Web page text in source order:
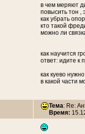
в чем меряют
повысить тон ,
как убрать
кто такой
можно ли
как научится
ответ: идите к
как куево
в какой части
Тема: Re:
Время: